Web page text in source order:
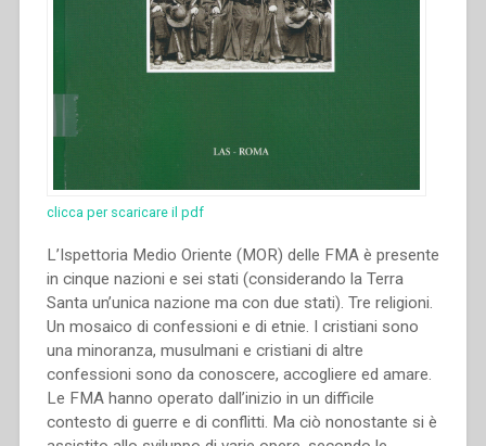
clicca per scaricare il pdf
L’Ispettoria Medio Oriente (MOR) delle FMA è presente
in cinque nazioni e sei stati (considerando la Terra
Santa un’unica nazione ma con due stati). Tre religioni.
Un mosaico di confessioni e di etnie. I cristiani sono
una minoranza, musulmani e cristiani di altre
confessioni sono da conoscere, accogliere ed amare.
Le FMA hanno operato dall’inizio in un difficile
contesto di guerre e di conflitti. Ma ciò nonostante si è